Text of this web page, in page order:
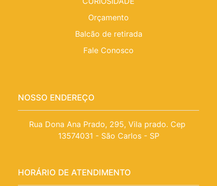
Orçamento
Balcão de retirada
Fale Conosco
NOSSO ENDEREÇO
Rua Dona Ana Prado, 295, Vila prado. Cep
13574031 - São Carlos - SP
HORÁRIO DE ATENDIMENTO